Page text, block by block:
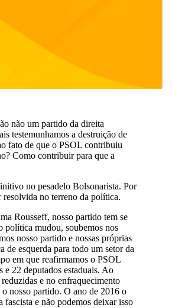
não um partido da direita
testemunhamos a destruição de
fato de que o PSOL contribuiu
Como contribuir para que a
no pesadelo Bolsonarista. Por
resolvida no terreno da política.
Rousseff, nosso partido tem se
política mudou, soubemos nos
nosso partido e nossas próprias
esquerda para todo um setor da
em que reafirmamos o PSOL
22 deputados estaduais. Ao
e no enfraquecimento
o nosso partido. O ano de 2016 o
e não podemos deixar isso